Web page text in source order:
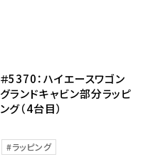
＃5370：ハイエースワゴン
グランドキャビン部分ラッピ
ング（4台目）
ラッピング